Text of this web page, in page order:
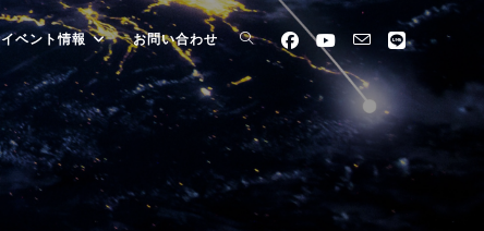
イベント情報 お問い合わせ